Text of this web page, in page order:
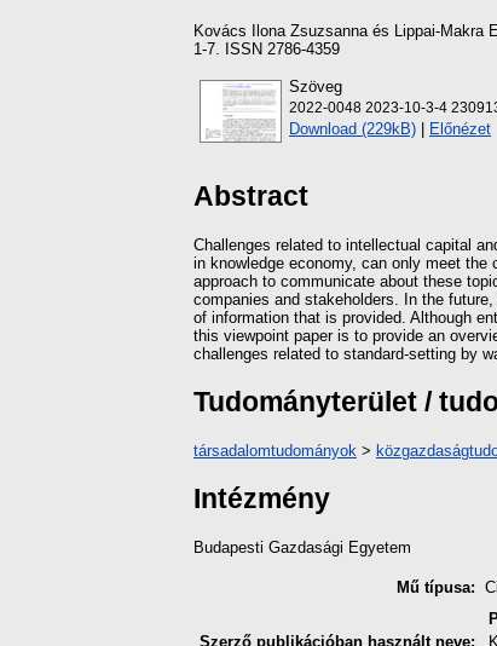
Kovács Ilona Zsuzsanna és Lippai-Makra
1-7. ISSN 2786-4359
Szöveg
2022-0048 2023-10-3-4
Download (229kB) | Előnézet
Abstract
Challenges related to intellectual capital
in knowledge economy, can only meet
approach to communicate about these
companies and stakeholders. In the
of information that is provided. Although
this viewpoint paper is to provide an
challenges related to standard-setting by
Tudományterület /
társadalomtudományok >
Intézmény
Budapesti Gazdasági Egyetem
Mű típusa:
Szerző publikációban használt neve: